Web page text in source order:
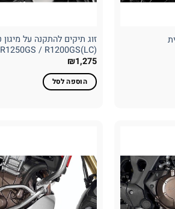
R1250GS / R1200GS(LC)
₪1,275
הוספה לסל